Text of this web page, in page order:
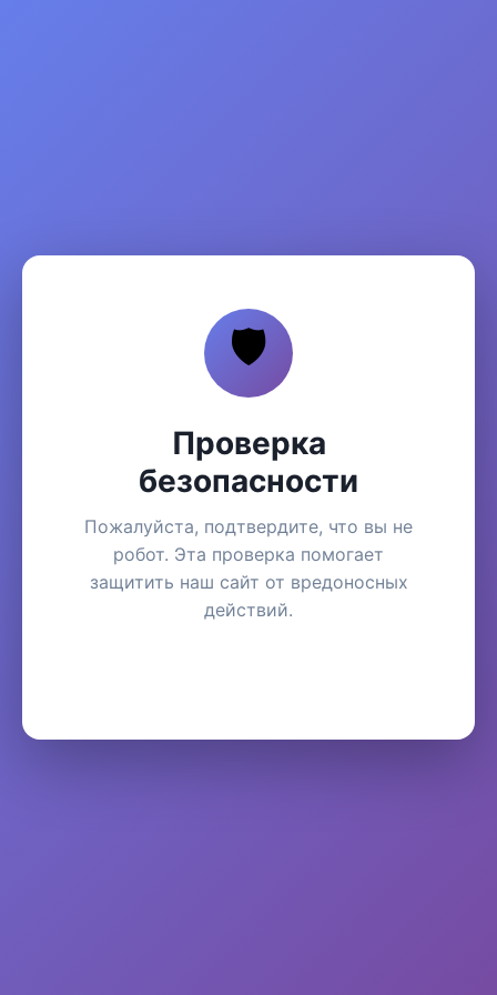
🛡️
Проверка
безопасности
Пожалуйста, подтвердите, что вы не
робот. Эта проверка помогает
защитить наш сайт от вредоносных
действий.